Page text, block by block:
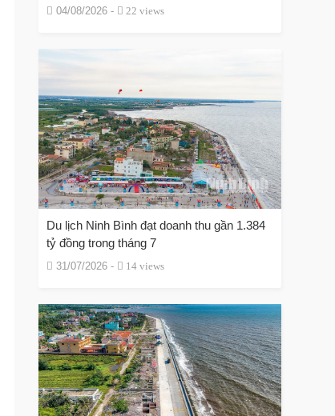
04/08/2026 - 22 views
Du lịch Ninh Bình đạt doanh thu gần 1.384
tỷ đồng trong tháng 7
31/07/2026 - 14 views